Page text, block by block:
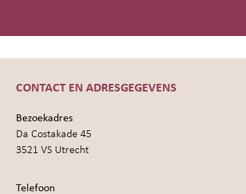
CONTACT EN ADRESGEGEVENS
Bezoekadres
Da Costakade 45
3521 VS Utrecht
Telefoon